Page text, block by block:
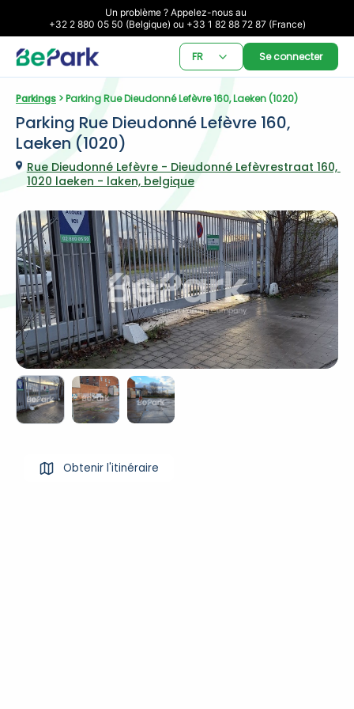
Un problème ? Appelez-nous au
+32 2 880 05 50 (Belgique) ou +33 1 82 88 72 87 (France)
FR Se connecter
Parkings > Parking Rue Dieudonné Lefèvre 160, Laeken (1020)
Parking Rue Dieudonné Lefèvre 160,
Laeken (1020)
Rue Dieudonné Lefèvre - Dieudonné Lefèvrestraat 160,
1020 laeken - laken, belgique
Obtenir l'itinéraire